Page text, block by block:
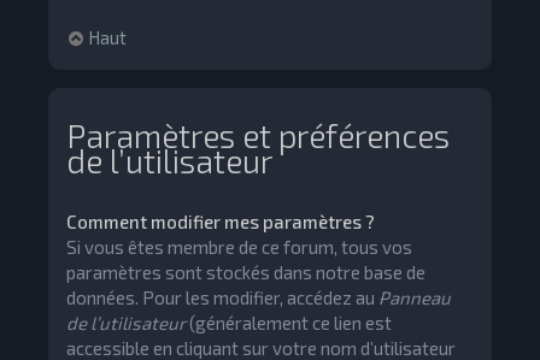
Haut
Paramètres et préférences
de l’utilisateur
Comment modifier mes paramètres ?
Si vous êtes membre de ce forum, tous vos
paramètres sont stockés dans notre base de
données. Pour les modifier, accédez au Panneau
de l’utilisateur(généralement ce lien est
accessible en cliquant sur votre nom d’utilisateur